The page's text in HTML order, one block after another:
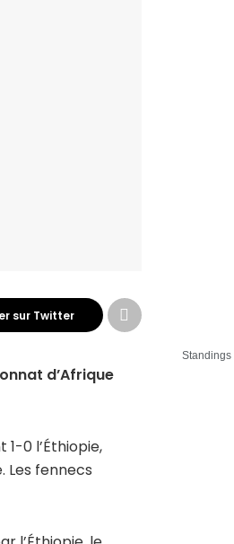
sur Twitter
d’Afrique
0 l’Éthiopie,
Les fennecs